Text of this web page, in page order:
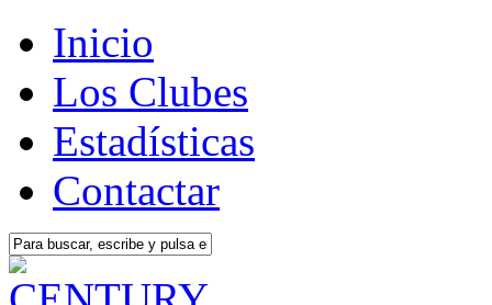
Inicio
Los Clubes
Estadísticas
Contactar